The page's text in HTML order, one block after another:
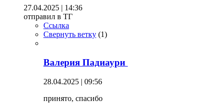
27.04.2025 | 14:36
отправил в ТГ
Ссылка
Свернуть ветку (1)
Валерия Падиаури
28.04.2025 | 09:56
принято, спасибо